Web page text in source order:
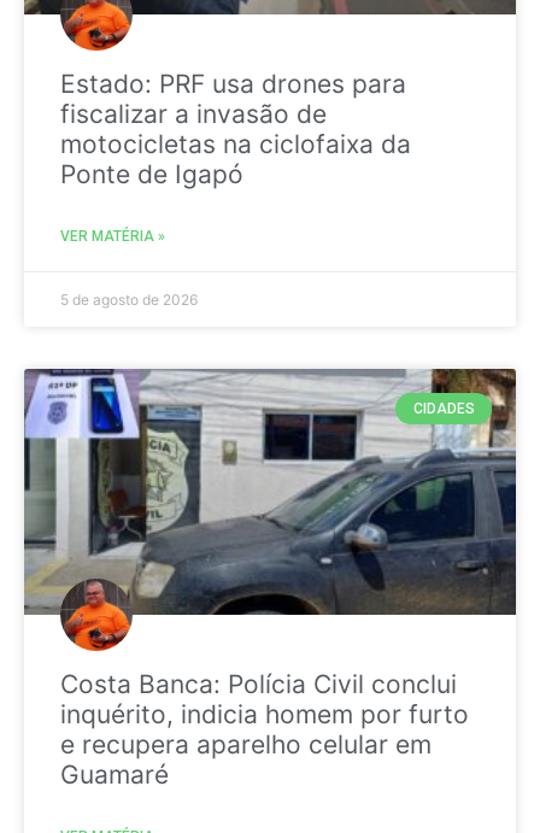
Estado: PRF usa drones para
fiscalizar a invasão de
motocicletas na ciclofaixa da
Ponte de Igapó
VER MATÉRIA »
5 de agosto de 2026
CIDADES
Costa Banca: Polícia Civil conclui
inquérito, indicia homem por furto
e recupera aparelho celular em
Guamaré